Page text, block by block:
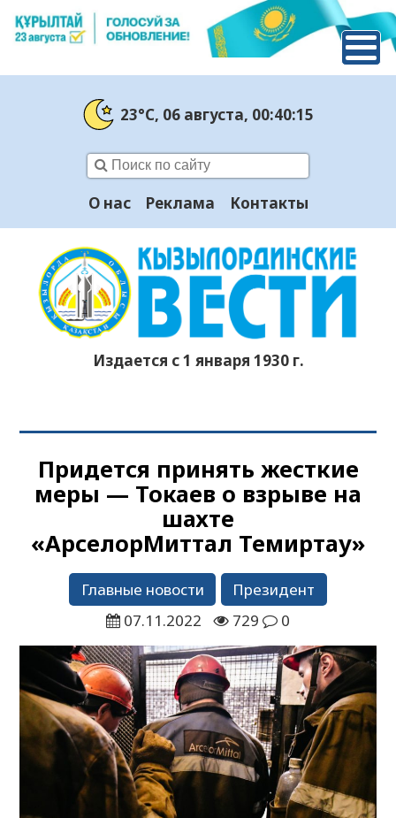
23°C, 06 августа, 00:40:16
О нас Реклама Контакты
Издается с 1 января 1930 г.
Придется принять жесткие
меры — Токаев о взрыве на
шахте
«АрселорМиттал Темиртау»
Главные новости
Президент
07.11.2022
729 0